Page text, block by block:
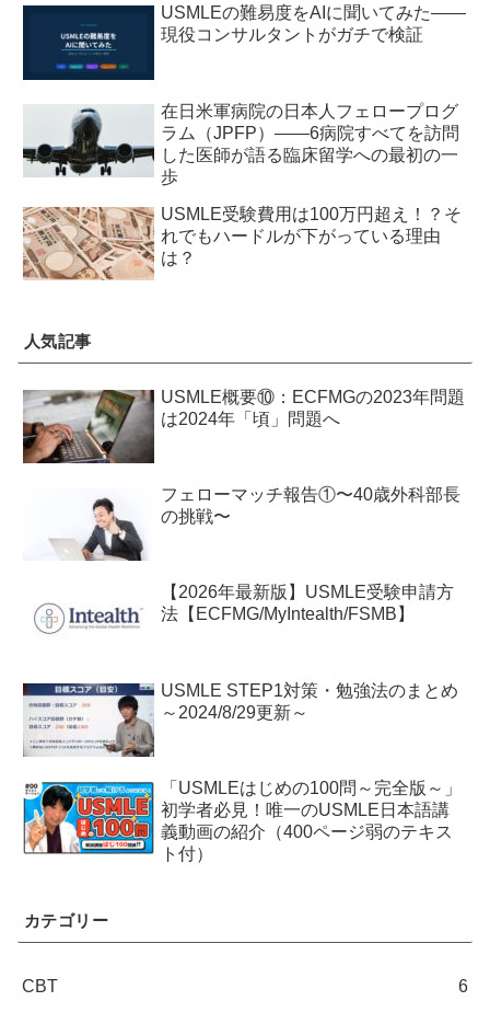
USMLEの難易度をAIに聞いてみた——
現役コンサルタントがガチで検証
在日米軍病院の日本人フェロープログ
ラム（JPFP）——6病院すべてを訪問
した医師が語る臨床留学への最初の一
歩
USMLE受験費用は100万円超え！？そ
れでもハードルが下がっている理由
は？
人気記事
USMLE概要⑩：ECFMGの2023年問題
は2024年「頃」問題へ
フェローマッチ報告①〜40歳外科部長
の挑戦〜
【2026年最新版】USMLE受験申請方
法【ECFMG/MyIntealth/FSMB】
USMLE STEP1対策・勉強法のまとめ
～2024/8/29更新～
「USMLEはじめの100問～完全版～」
初学者必見！唯一のUSMLE日本語講
義動画の紹介（400ページ弱のテキス
ト付）
カテゴリー
CBT 6